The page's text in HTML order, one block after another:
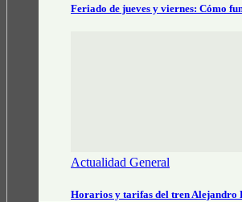
Feriado de jueves y viernes: Cómo
Actualidad General
Horarios y tarifas del tren Alejandro